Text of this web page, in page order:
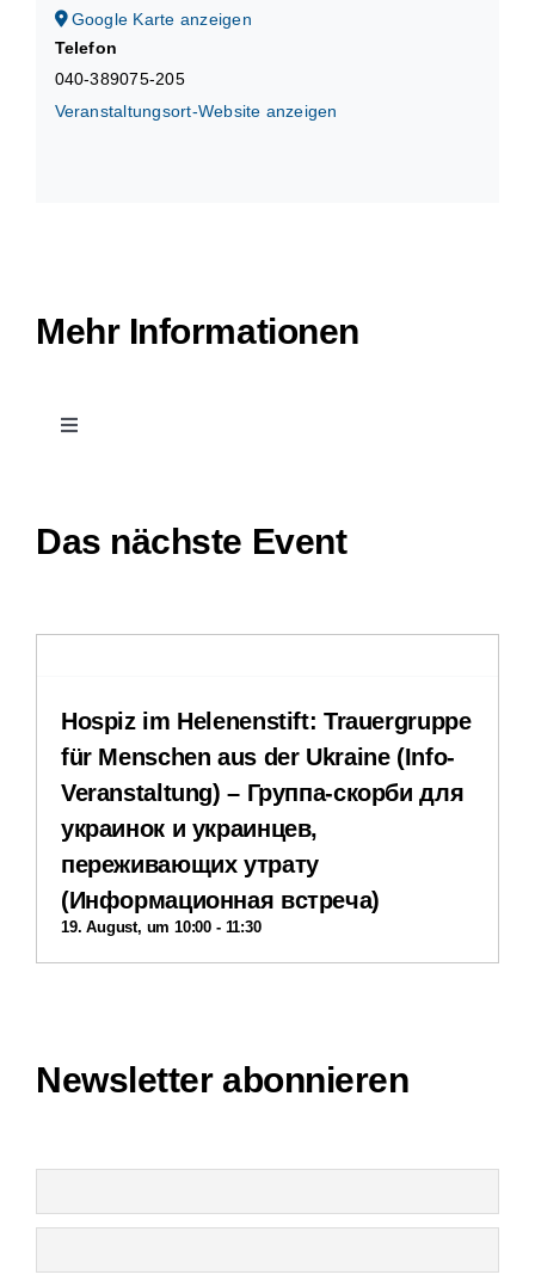
Google Karte anzeigen
Telefon
040-389075-205
Veranstaltungsort-Website anzeigen
Mehr Informationen
Toggle
Downloads
Impressum
Datenschutzerklärung
Interner Bereich
Das nächste Event
Hospiz im Helenenstift: Trauergruppe
für Menschen aus der Ukraine (Info-
Veranstaltung) – Группа-скорби для
украинок и украинцев,
переживающих утрату
(Информационная встреча)
19. August, um 10:00 - 11:30
Newsletter abonnieren